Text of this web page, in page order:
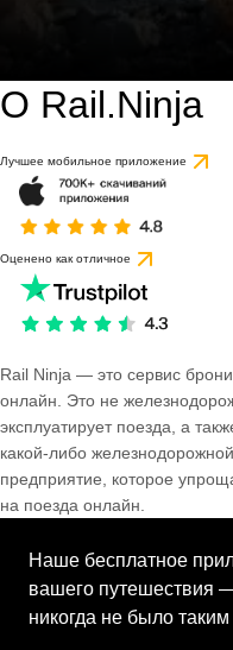
О Rail.Ninja
Лучшее мобильное приложение
Оценено как отличное
Rail Ninja — это сервис
онлайн. Это не
эксплуатирует поезда, а
какой-либо
предприятие, которое
на поезда онлайн.
Наше бесплатное
вашего путешествия
никогда не было